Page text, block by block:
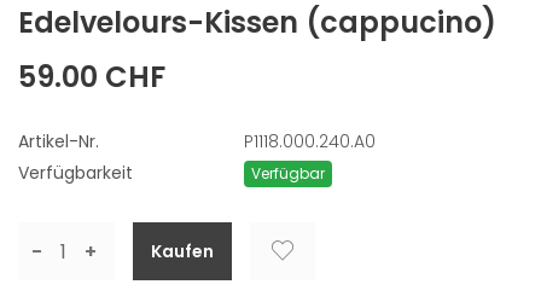
Edelvelours-Kissen (cappucino)
59.00 CHF
Artikel-Nr.
P1118.000.240.A0
Verfügbarkeit
Verfügbar
- +